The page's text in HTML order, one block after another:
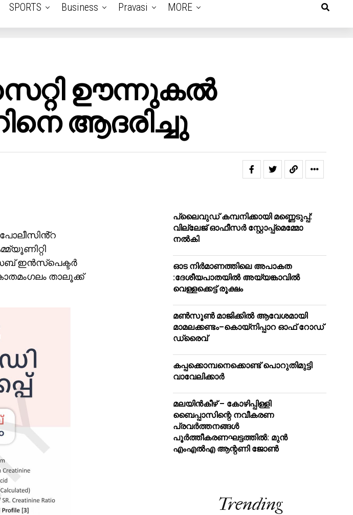
SPORTS Business Pravasi MORE
ഊന്നുകൽ
ആദരിച്ചു
ഇൻസ്പെക്ടർ
താലൂക്ക്
പ്ലൈവുഡ് കമ്പനിക്കായി മണ്ണെടുപ്പ്:
വില്ലേജ് ഓഫീസർ സ്റ്റോപ്പ്മെമ്മോ
നൽകി
ഓട നിർമാണത്തിലെ അപാകത
:ദേശീയപാതയിൽ അയ്യങ്കാവിൽ
വെള്ളക്കെട്ട് രൂക്ഷം
മൺസൂൺ മാജിക്കിൽ ആവേശമായി
മാമലക്കണ്ടം–കൊയ്‌നിപ്പാറ ഓഫ് റോഡ്
ഡ്രൈവ്
കപ്പക്കൊമ്പനെക്കൊണ്ട് പൊറുതിമുട്ടി
വാവേലിക്കാർ
മലയിന്‍കീഴ് – കോഴിപ്പിള്ളി
ബൈപ്പാസിന്റെ നവീകരണ
പ്രവര്‍ത്തനങ്ങള്‍
പൂര്‍ത്തീകരണഘട്ടത്തില്‍: മുന്‍
എംഎല്‍എ ആന്റണി ജോണ്‍
Trending